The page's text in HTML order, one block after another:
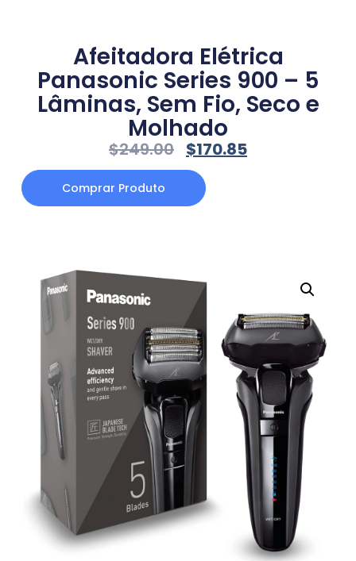
Afeitadora Elétrica
Panasonic Series 900 – 5
Lâminas, Sem Fio, Seco e
Molhado
$249.00 $170.85
Comprar Produto